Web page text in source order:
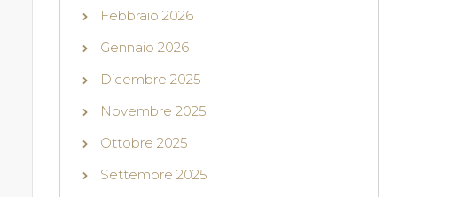
Febbraio 2026
Gennaio 2026
Dicembre 2025
Novembre 2025
Ottobre 2025
Settembre 2025